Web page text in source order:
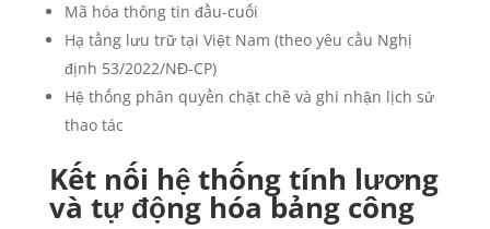
Mã hóa thông tin đầu-cuối
Hạ tầng lưu trữ tại Việt Nam (theo yêu cầu Nghị
định 53/2022/NĐ-CP)
Hệ thống phân quyền chặt chẽ và ghi nhận lịch sử
thao tác
Kết nối hệ thống tính lương
và tự động hóa bảng công